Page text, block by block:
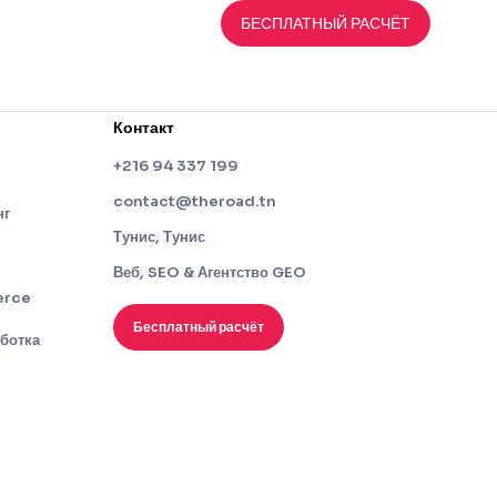
БЕСПЛАТНЫЙ РАСЧЁТ
Контакт
+216 94 337 199
contact@theroad.tn
Тунис, Тунис
Веб, SEO & Агентство GEO
Бесплатный расчёт